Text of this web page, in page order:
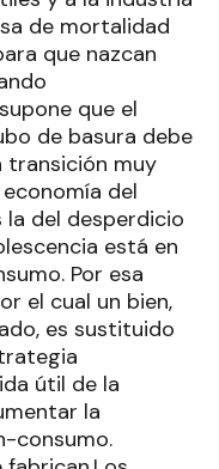
de mortalidad
que nazcan
que el
de basura debe
transición muy
del
la del desperdicio
está en
Por esa
el cual un bien,
es sustituido
útil de la
la
consumo.